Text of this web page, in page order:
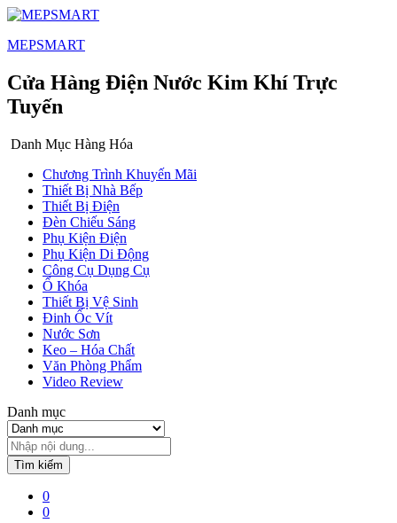
MEPSMART
Cửa Hàng Điện Nước Kim Khí Trực
Tuyến
Danh Mục Hàng Hóa
Chương Trình Khuyến Mãi
Thiết Bị Nhà Bếp
Thiết Bị Điện
Đèn Chiếu Sáng
Phụ Kiện Điện
Phụ Kiện Di Động
Công Cụ Dụng Cụ
Ổ Khóa
Thiết Bị Vệ Sinh
Đinh Ốc Vít
Nước Sơn
Keo – Hóa Chất
Văn Phòng Phẩm
Video Review
Danh mục
Tìm kiếm
0
0